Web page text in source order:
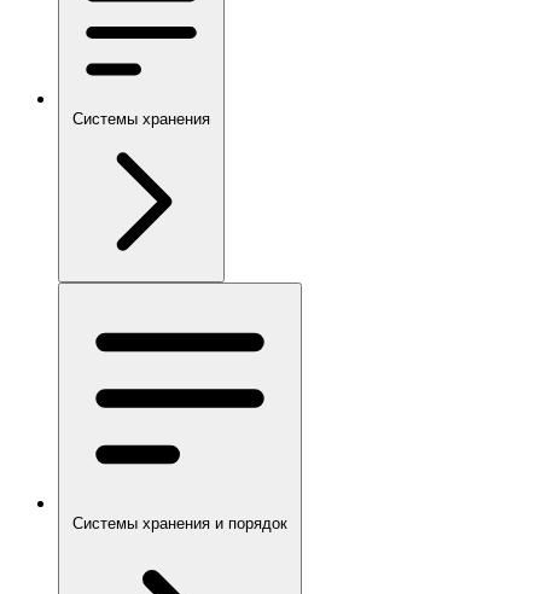
Системы хранения
Системы хранения и порядок